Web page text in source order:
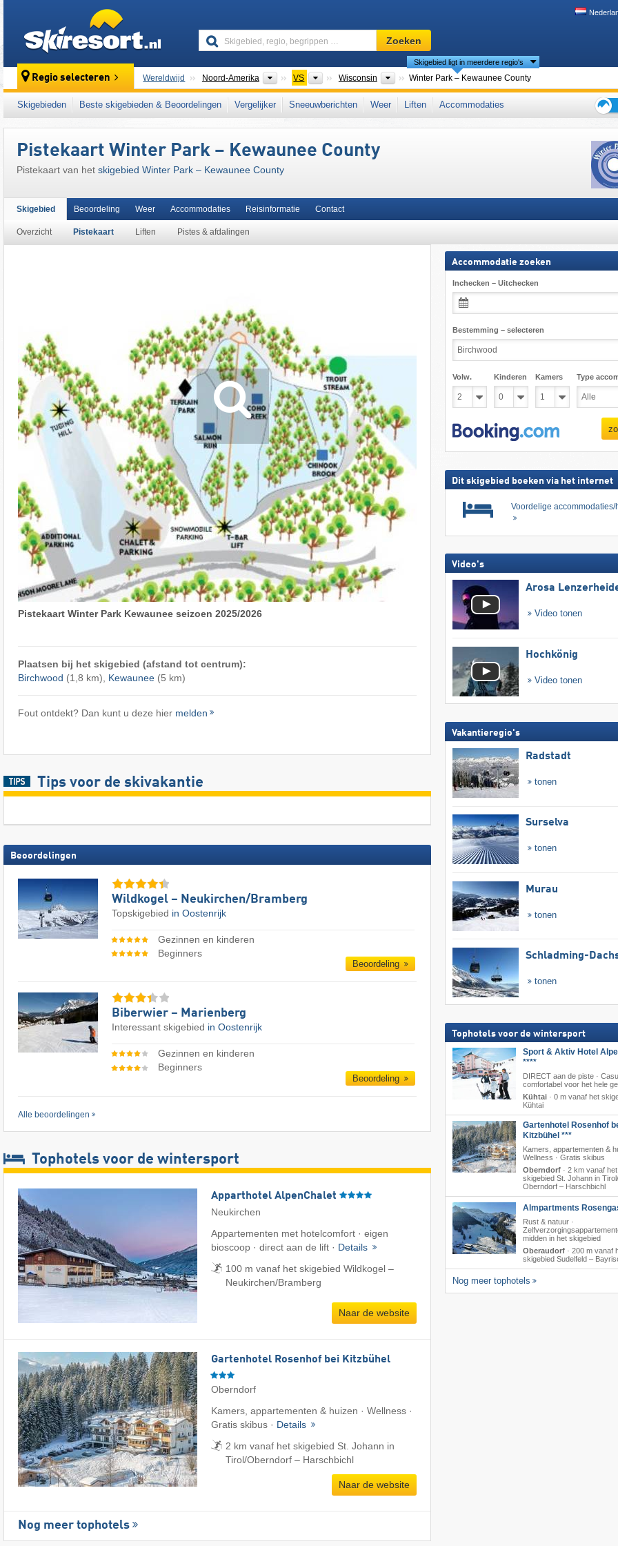
Skigebied,
regio,
begrippen
…
Zoeken
Regio selecteren Wereldwijd Noord-Amerika Continenten
VS LandenWisconsin Deelstaten
Skigebied ligt in meerdere regio's
Winter Park – Kewaunee County
Dit skigebied ligt ook in: Midwest
Skigebieden Beste skigebieden & Beoordelingen Vergelijker Sneeuwberichten Weer Liften
Accommodaties
de
Pistekaart Winter Park – Kewaunee County
Pistekaart van het skigebied Winter Park – Kewaunee County
Skigebied
Overzicht Pistekaart Liften Pistes & afdalingen
Beoordeling Weer Accommodaties Reisinformatie Contact
Pistekaart Winter Park Kewaunee seizoen 2025/2026
Plaatsen bij het skigebied (afstand tot centrum):
Birchwood (1,8 km), Kewaunee(5 km)
Fout ontdekt? Dan kunt u deze hier melden
Tips voor de skivakantie
Beoordelingen
Wildkogel – Neukirchen/​Bramberg
Topskigebied in Oostenrijk
Gezinnen en kinderen
Beginners
Beoordeling
Biberwier – Marienberg
Interessant skigebied in Oostenrijk
Gezinnen en kinderen
Beginners
Beoordeling
Alle beoordelingen
Tophotels voor de wintersport
Apparthotel AlpenChalet
Neukirchen
Appartementen met hotelcomfort · eigen
bioscoop · direct aan de lift · Details
100 m vanaf het skigebied Wildkogel –
Neukirchen/​Bramberg
Naar de website
Gartenhotel Rosenhof bei Kitzbühel
Oberndorf
Kamers, appartementen & huizen · Wellness ·
Gratis skibus · Details
2 km vanaf het skigebied St. Johann in
Tirol/​Oberndorf – Harschbichl
Naar de website
Nog meer tophotels
Accommodatie zoeken
Inchecken – Uitchecken
Bestemming – selecteren
Volw. Kinderen Kamers Type
Dit skigebied boeken via het internet
Voordelige accommodaties/
Video's
Arosa
Video tonen
Hochkönig
Video tonen
Vakantieregio's
Radstadt
tonen
Surselva
tonen
Murau
tonen
Schladming-
tonen
Tophotels voor de wintersport
Sport & Aktiv Hotel
****
DIRECT aan de piste ·
comfortabel voor het hele
Kühtai· 0 m vanaf het
Kühtai
Gartenhotel Rosenhof
Kitzbühel ***
Kamers, appartementen &
Wellness · Gratis skibus
Oberndorf · 2 km vanaf het
skigebied St. Johann in Tirol/​
Oberndorf – Harschbichl
Almpartments
Rust & natuur ·
midden in het skigebied
Oberaudorf· 200 m vanaf
skigebied Sudelfeld –
Nog meer tophotels